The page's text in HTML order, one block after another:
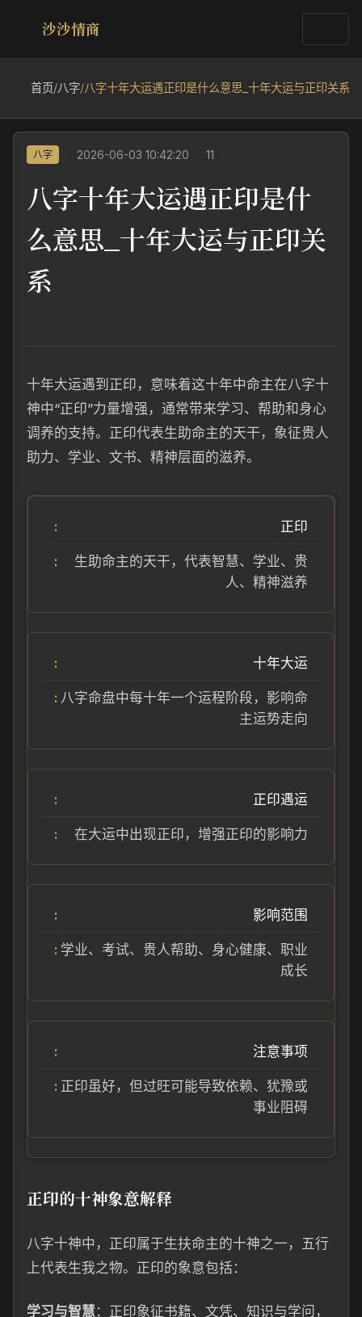
沙沙情商
首页/八字/八字十年大运遇正印是什么意思_十年大运与正印关系
八字 2026-06-03 10:42:20 11
八字十年大运遇正印是什
么意思_十年大运与正印关
系
十年大运遇到正印，意味着这十年中命主在八字十
神中“正印”力量增强，通常带来学习、帮助和身心
调养的支持。正印代表生助命主的天干，象征贵人
助力、学业、文书、精神层面的滋养。
正印
生助命主的天干，代表智慧、学业、贵
人、精神滋养
十年大运
八字命盘中每十年一个运程阶段，影响命
主运势走向
正印遇运
在大运中出现正印，增强正印的影响力
影响范围
学业、考试、贵人帮助、身心健康、职业
成长
注意事项
正印虽好，但过旺可能导致依赖、犹豫或
事业阻碍
正印的十神象意解释
八字十神中，正印属于生扶命主的十神之一，五行
上代表生我之物。正印的象意包括：
学习与智慧：正印象征书籍、文凭、知识与学问，